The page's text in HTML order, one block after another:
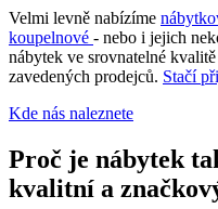
Velmi levně nabízíme
koupelnové - nebo i jejich
nábytek ve srovnatelné
zavedených prodejců. Stačí
Kde nás naleznete
Proč je nábytek
kvalitní a